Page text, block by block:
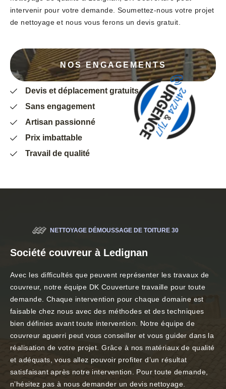
intervenir pour votre demande. Soumettez-nous votre projet
de nettoyage et nous vous ferons un devis gratuit.
NOS ENGAGEMENTS
Devis et déplacement gratuits
Sans engagement
Artisan passionné
Prix imbattable
Travail de qualité
NETTOYAGE DÉMOUSSAGE DE TOITURE 30
Société couvreur à Ledignan
Avec les difficultés que peuvent représenter les travaux de
couvreur, notre équipe DK Couverture travaille pour toute
demande. Chaque intervention pour chaque domaine est
faisable chez nous avec des méthodes et des techniques
bien définies avant toute intervention. Notre équipe de
couvreur aguerri peut vous conseiller et vous guider dans la
réalisation de votre projet. Grâce à nos matériaux de qualité
et adéquats, vous allez pouvoir profiter d’un résultat
satisfaisant après notre intervention. Pour toute demande,
n’hésitez pas à nous demander un devis nettoyage.